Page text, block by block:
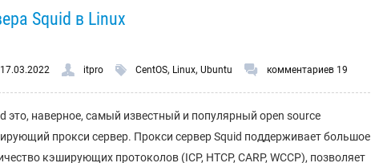
Squid в Linux
17.03.2022 itpro CentOS, Linux, Ubuntu комментариев 19
это, наверное, самый известный и популярный open source
прокси сервер. Прокси сервер Squid поддерживает большое
кэширующих протоколов (ICP, HTCP, CARP, WCCP), позволяет